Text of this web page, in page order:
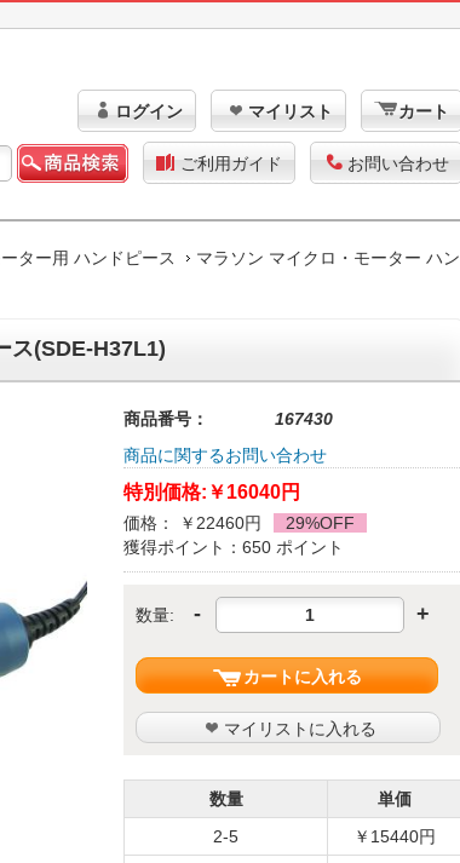
ログイン マイリスト カート
ご利用ガイド お問い合わせ
ター用 ハンドピース
マラソン マイクロ・モーター ハン
ス(SDE-H37L1)
商品番号：
167430
商品に関するお問い合わせ
特別価格: ￥16040円
価格： ￥22460円
29%OFF
獲得ポイント：650 ポイント
数量: - +
カートに入れる
マイリストに入れる
数量
単価
2-5
￥15440円